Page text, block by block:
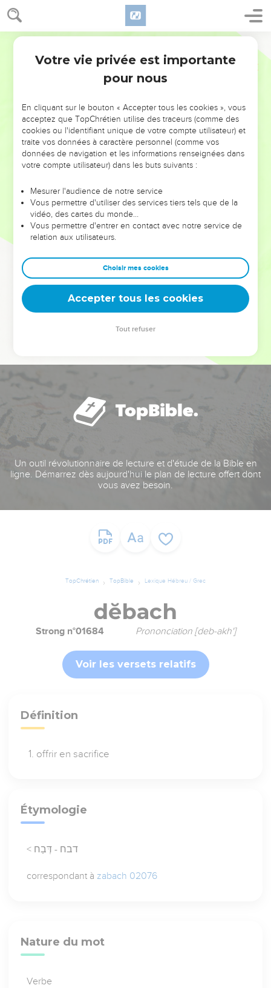
NE MANQUEZ PAS L’ÉVÉNEMENT
DE L’ANNÉE !
ET SI LEURS ERREURS POUVAIENT VOUS ÉVITER LES
VOTRES ?
leur foi ou leur vision. Mais on voit moins les doutes, les erreurs
et les saisons difficiles qu'ils ont traversés, alors même que ce
sont elles qui les ont façonnés.
Dans cette conférence, leaders, entrepreneurs, et responsables
clés pour avancer avec plus de sagesse afin que leurs erreurs
deviennent vos tremplins. Que vous guidiez un ministère, une
équipe, un groupe ou une famille, leur expérience est faite
Un outil révolutionnaire de lecture et d'étude de la Bible en
ligne. Démarrez dès aujourd'hui le plan de lecture offert dont
vous avez besoin.
TopChrétien TopBible Lexique Hébreu / Grec
dĕbach
Strong n°01684 Prononciation [deb-akh']
Voir les versets relatifs
Définition
offrir en sacrifice
Étymologie
< דבח - דְּבַח
correspondant à zabach 02076
Nature du mot
Verbe
Votre vie privée est importante
pour nous
En cliquant sur le bouton « Accepter tous les cookies », vous
acceptez que TopChrétien utilise des traceurs (comme des
cookies ou l'identifiant unique de votre compte utilisateur) et
traite vos données à caractère personnel (comme vos
données de navigation et les informations renseignées dans
votre compte utilisateur) dans les buts suivants :
Mesurer l'audience de notre service
Vous permettre d'utiliser des services tiers tels que de la
vidéo, des cartes du monde…
Vous permettre d'entrer en contact avec notre service de
relation aux utilisateurs.
Choisir mes cookies
Accepter tous les cookies
Tout refuser